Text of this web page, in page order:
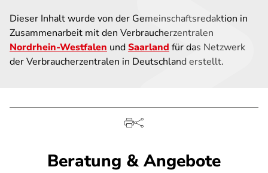
Dieser Inhalt wurde von der Gemeinschaftsredaktion in
Zusammenarbeit mit den Verbraucherzentralen
Nordrhein-Westfalen undSaarland für das Netzwerk
der Verbraucherzentralen in Deutschland erstellt.
Beratung & Angebote